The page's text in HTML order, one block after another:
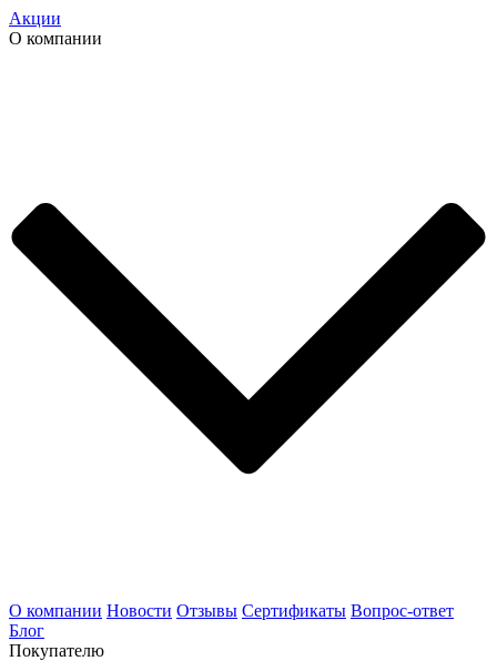
Акции
О компании
О компании Новости Отзывы Сертификаты Вопрос-ответ
Блог
Покупателю